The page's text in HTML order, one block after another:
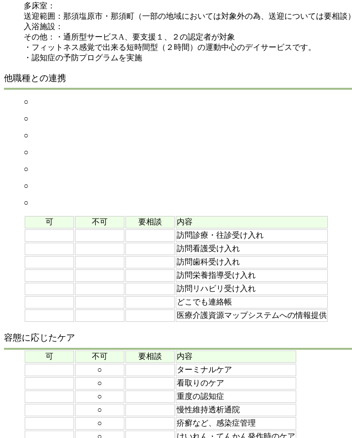
多床室：
送迎範囲：那須塩原市・那須町（一部の地域においては対象外の為、送迎については要相談）
入浴施設：
その他：・通所型サービスA、要支援１、２の認定者が対象
・フィットネス感覚で出来る短時間型（２時間）の運動中心のデイサービスです。
・認知症の予防プログラムを実施
他職種との連携
○
○
○
○
○
○
○
可 不可 要相談
内容
訪問診療・往診受け入れ
訪問看護受け入れ
訪問歯科受け入れ
訪問栄養指導受け入れ
訪問リハビリ受け入れ
どこでも連絡帳
医療介護資源マップシステムへの情報提供
容態に応じたケア
可 不可 要相談
内容
○
ターミナルケア
○
看取りのケア
○
重度の認知症
○
慢性維持透析通院
○
疥癬など、感染症管理
○
けいれん・てんかん発作時のケア